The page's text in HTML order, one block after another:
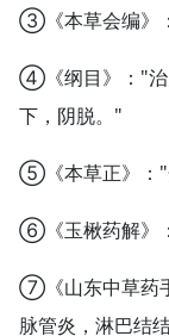
③《本草会编》
④《纲目》："治
下，阴脱。"
⑤《本草正》："
⑥《玉楸药解》
⑦《山东中草药
脉管炎，淋巴结